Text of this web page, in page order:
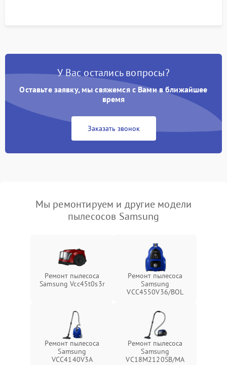
У Вас остались вопросы?
Оставьте заявку, мы свяжемся с Вами в ближайшее
время
Заказать звонок
Мы ремонтируем и другие модели
пылесосов Samsung
Ремонт пылесоса
Samsung Vcc45t0s3r
Ремонт пылесоса
Samsung
VCC4550V36/BOL
Ремонт пылесоса
Samsung
VCC4140V3A
Ремонт пылесоса
Samsung
VC18M2120SB/MA